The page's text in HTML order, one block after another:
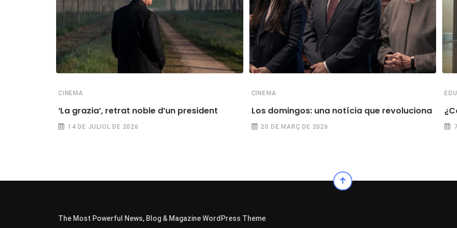
CINEMA
‘La grazia’, retrat noble d’un president
14 DE JULIOL DE 2026
CINEMA
Los domingos: una notícia que revoluciona
20 DE MARÇ DE 2026
The Most Powerful News, Blog & Magazine WordPress Theme